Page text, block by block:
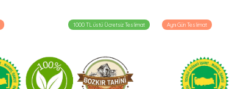
1000 TL üstü Ücretsiz Teslimat Aynı Gün Teslimat